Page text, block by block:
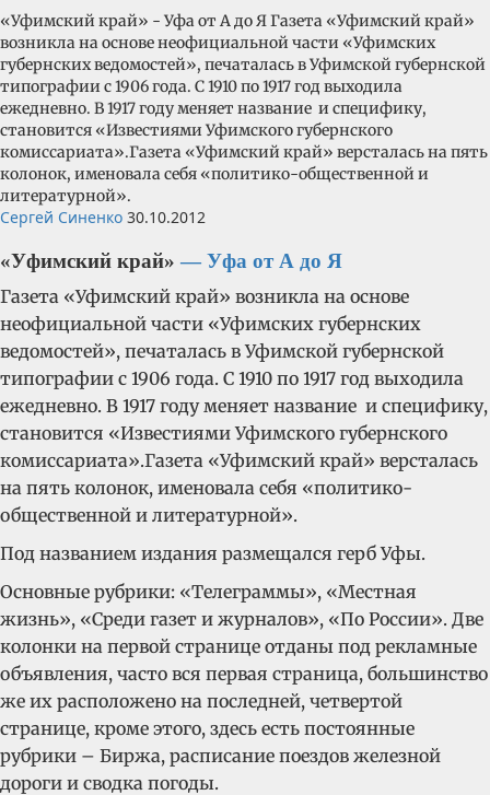
«Уфимский край» - Уфа от А до Я Газета «Уфимский край»
возникла на основе неофициальной части «Уфимских
губернских ведомостей», печаталась в Уфимской губернской
типографии с 1906 года. С 1910 по 1917 год выходила
ежедневно. В 1917 году меняет название и специфику,
становится «Известиями Уфимского губернского
комиссариата».Газета «Уфимский край» версталась на пять
колонок, именовала себя «политико-общественной и
литературной».
Сергей Синенко 30.10.2012
«Уфимский край» — Уфа от А до Я
Газета «Уфимский край» возникла на основе
неофициальной части «Уфимских губернских
ведомостей», печаталась в Уфимской губернской
типографии с 1906 года. С 1910 по 1917 год выходила
ежедневно. В 1917 году меняет название и специфику,
становится «Известиями Уфимского губернского
комиссариата».Газета «Уфимский край» версталась
на пять колонок, именовала себя «политико-
общественной и литературной».
Под названием издания размещался герб Уфы.
Основные рубрики: «Телеграммы», «Местная
жизнь», «Среди газет и журналов», «По России». Две
колонки на первой странице отданы под рекламные
объявления, часто вся первая страница, большинство
же их расположено на последней, четвертой
странице, кроме этого, здесь есть постоянные
рубрики – Биржа, расписание поездов железной
дороги и сводка погоды.